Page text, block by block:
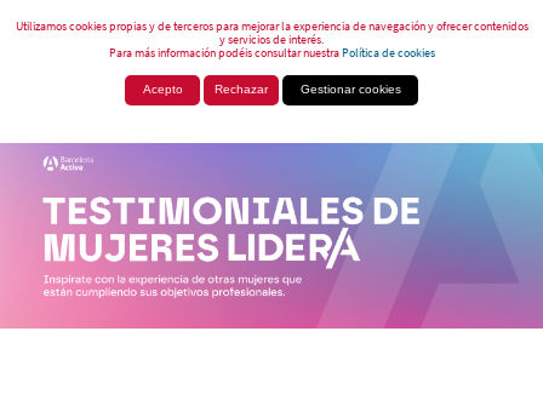
Utilizamos cookies propias y de terceros para mejorar la experiencia de navegación y ofrecer contenidos
y servicios de interés.
Para más información podéis consultar nuestraPolítica de cookies
Acepto Rechazar Gestionar cookies